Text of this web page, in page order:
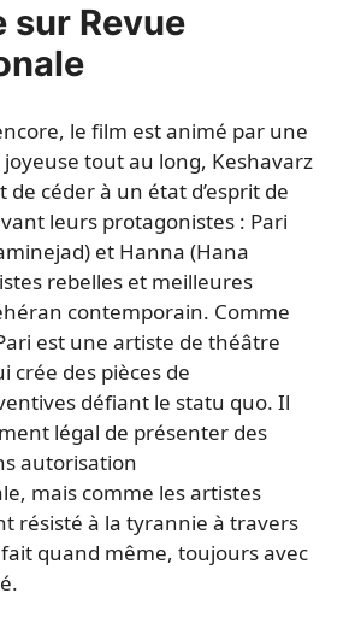
sur Revue
le film est animé par une
tout au long, Keshavarz
céder à un état d’esprit de
leurs protagonistes : Pari
et Hanna (Hana
rebelles et meilleures
contemporain. Comme
est une artiste de théâtre
crée des pièces de
défiant le statu quo. Il
légal de présenter des
autorisation
mais comme les artistes
résisté à la tyrannie à travers
fait quand même, toujours avec